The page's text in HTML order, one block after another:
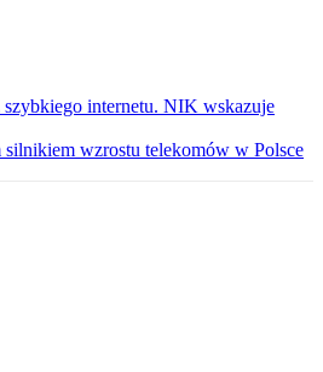
internetu. NIK wskazuje
wzrostu telekomów w Polsce